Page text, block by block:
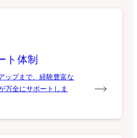
ト体制
ップまで、経験豊富な
万全にサポートしま